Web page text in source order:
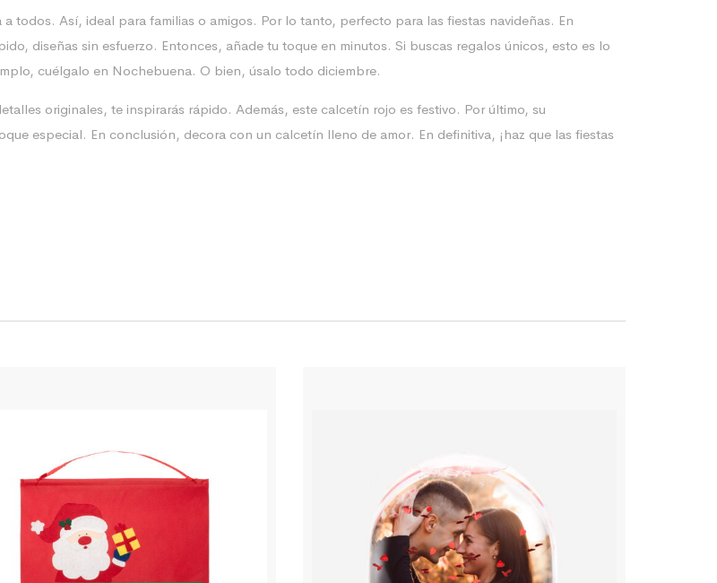
todos. Así, ideal para familias o amigos. Por lo tanto, perfecto para las fiestas navideñas. En
diseñas sin esfuerzo. Entonces, añade tu toque en minutos. Si buscas regalos únicos, esto es lo
cuélgalo en Nochebuena. O bien, úsalo todo diciembre.
originales, te inspirarás rápido. Además, este calcetín rojo es festivo. Por último, su
especial. En conclusión, decora con un calcetín lleno de amor. En definitiva, ¡haz que las fiestas